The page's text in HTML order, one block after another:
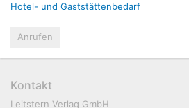
Hotel- und Gaststättenbedarf
Anrufen
Kontakt
Leitstern Verlag GmbH